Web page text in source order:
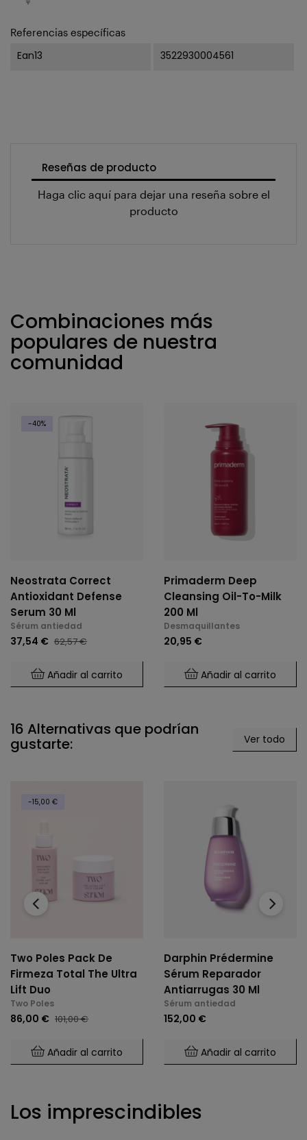
Referencias específicas
Ean13 3522930004561
Reseñas de producto
Haga clic aquí para dejar una reseña sobre el
producto
Combinaciones más
populares de nuestra
comunidad
-40%
Neostrata Correct
Antioxidant Defense
Serum 30 Ml
Sérum antiedad
37,54 € 62,57 €
Añadir al carrito
Primaderm Deep
Cleansing Oil-To-Milk
200 Ml
Desmaquillantes
20,95 €
Añadir al carrito
16 Alternativas que podrían
gustarte: Ver todo
-15,00 €
Two Poles Pack De
Firmeza Total The Ultra
Lift Duo
Two Poles
86,00 € 101,00 €
Añadir al carrito
Darphin Prédermine
Sérum Reparador
Antiarrugas 30 Ml
Sérum antiedad
152,00 €
Añadir al carrito
‹ ›
Los imprescindibles